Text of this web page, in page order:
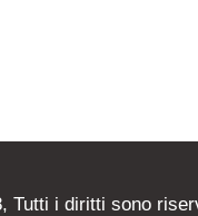
Tutti i diritti sono